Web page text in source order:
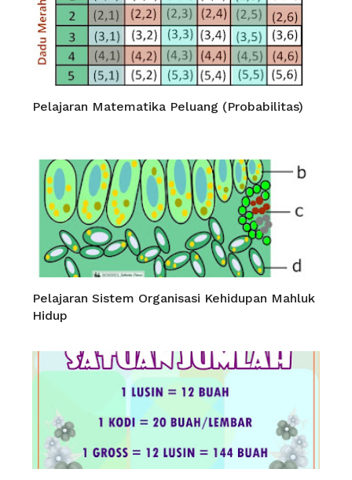
Pelajaran Matematika Peluang (Probabilitas)
Pelajaran Sistem Organisasi Kehidupan Mahluk
Hidup